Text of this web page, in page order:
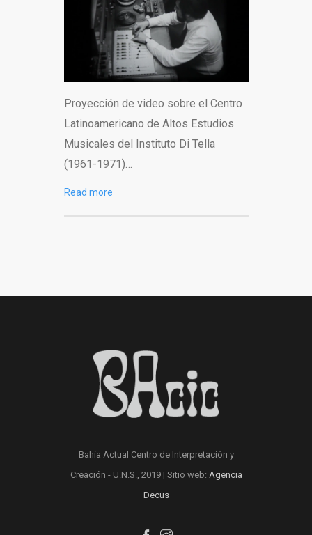
Proyección de video sobre el Centro
Latinoamericano de Altos Estudios
Musicales del Instituto Di Tella
(1961-1971)…
Read more
Bahía Actual Centro de Interpretación y
Creación - U.N.S., 2019 | Sitio web: Agencia
Decus